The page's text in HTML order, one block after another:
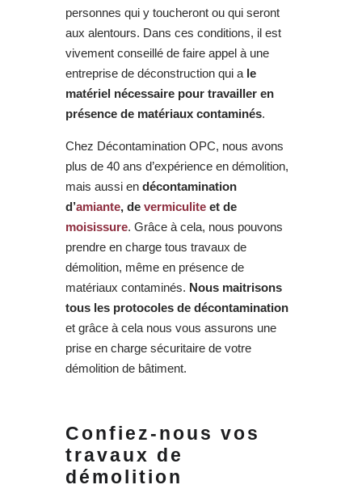
personnes qui y toucheront ou qui seront
aux alentours. Dans ces conditions, il est
vivement conseillé de faire appel à une
entreprise de déconstruction qui a le
matériel nécessaire pour travailler en
présence de matériaux contaminés.
Chez Décontamination OPC, nous avons
plus de 40 ans d’expérience en démolition,
mais aussi en décontamination
d’amiante, de vermiculiteet de
moisissure. Grâce à cela, nous pouvons
prendre en charge tous travaux de
démolition, même en présence de
matériaux contaminés. Nous maitrisons
tous les protocoles de décontamination
et grâce à cela nous vous assurons une
prise en charge sécuritaire de votre
démolition de bâtiment.
Confiez-nous vos
travaux de
démolition